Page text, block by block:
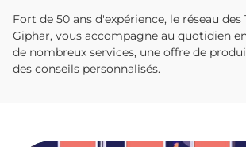
Fort de 50 ans d'expérience, le réseau des
Giphar, vous accompagne au quotidien
de nombreux services, une offre de
des conseils personnalisés.